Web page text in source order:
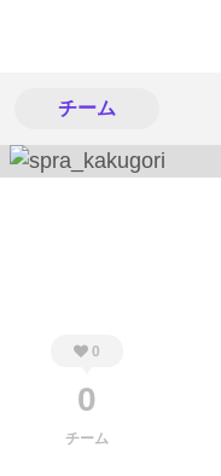
チーム
0
0
チーム